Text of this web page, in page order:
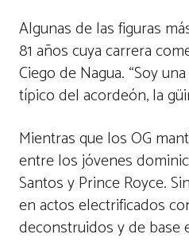
Algunas de las figuras
81 años cuya carrera
Ciego de Nagua. “Soy una
típico del acordeón, la
Mientras que los OG
entre los jóvenes
Santos y Prince Royce.
en actos electrificados
deconstruidos y de base